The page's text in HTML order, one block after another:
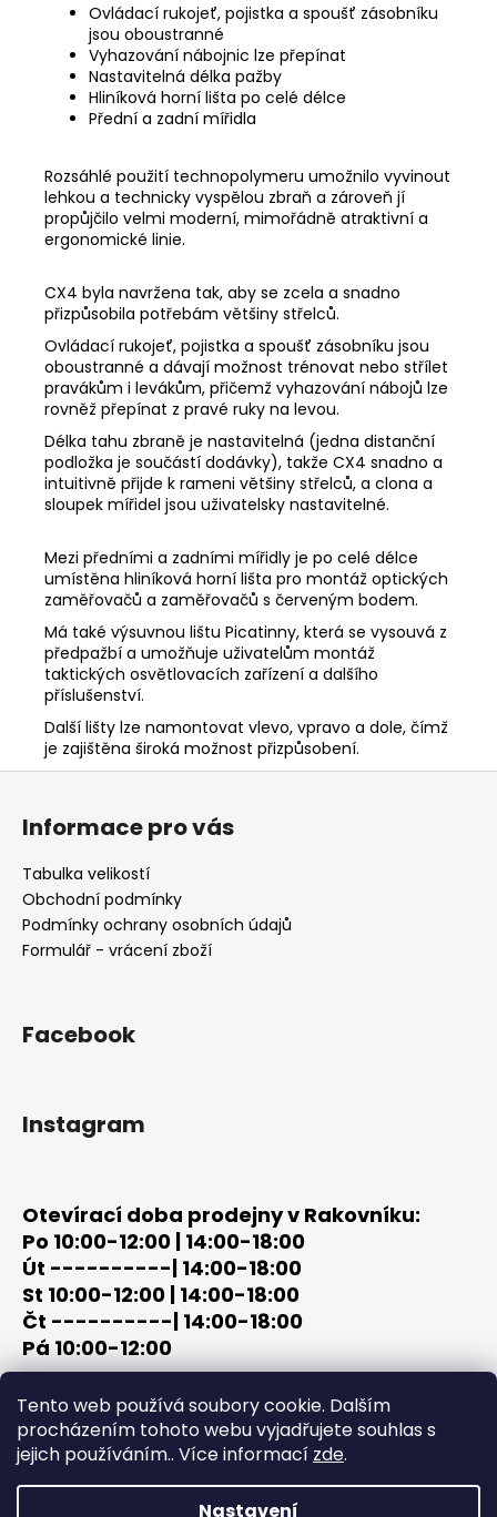
Tento web používá soubory cookie. Dalším
procházením tohoto webu vyjadřujete souhlas s
jejich používáním.. Více informací zde.
Nastavení
Ovládací rukojeť, pojistka a spoušť zásobníku
jsou oboustranné
Vyhazování nábojnic lze přepínat
Nastavitelná délka pažby
Hliníková horní lišta po celé délce
Přední a zadní mířidla
Rozsáhlé použití technopolymeru umožnilo vyvinout
lehkou a technicky vyspělou zbraň a zároveň jí
propůjčilo velmi moderní, mimořádně atraktivní a
ergonomické linie.
CX4 byla navržena tak, aby se zcela a snadno
přizpůsobila potřebám většiny střelců.
Ovládací rukojeť, pojistka a spoušť zásobníku jsou
oboustranné a dávají možnost trénovat nebo střílet
pravákům i levákům, přičemž vyhazování nábojů lze
rovněž přepínat z pravé ruky na levou.
Délka tahu zbraně je nastavitelná (jedna distanční
podložka je součástí dodávky), takže CX4 snadno a
intuitivně přijde k rameni většiny střelců, a clona a
sloupek mířidel jsou uživatelsky nastavitelné.
Mezi předními a zadními mířidly je po celé délce
umístěna hliníková horní lišta pro montáž optických
zaměřovačů a zaměřovačů s červeným bodem.
Má také výsuvnou lištu Picatinny, která se vysouvá z
předpažbí a umožňuje uživatelům montáž
taktických osvětlovacích zařízení a dalšího
příslušenství.
Další lišty lze namontovat vlevo, vpravo a dole, čímž
je zajištěna široká možnost přizpůsobení.
Z
Informace pro vás
Tabulka velikostí
Obchodní podmínky
Podmínky ochrany osobních údajů
Formulář - vrácení zboží
Facebook
Instagram
Otevírací doba prodejny v Rakovníku:
Po 10:00-12:00 | 14:00-18:00
Út ----------| 14:00-18:00
St 10:00-12:00 | 14:00-18:00
Čt ----------| 14:00-18:00
Pá 10:00-12:00
tel: +420 603 320 859
email: terc-zbrane@seznam.cz